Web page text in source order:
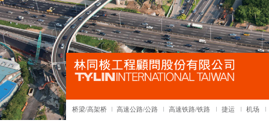
桥梁/高架桥 高速公路/公路 高速铁路/铁路 捷运 机场